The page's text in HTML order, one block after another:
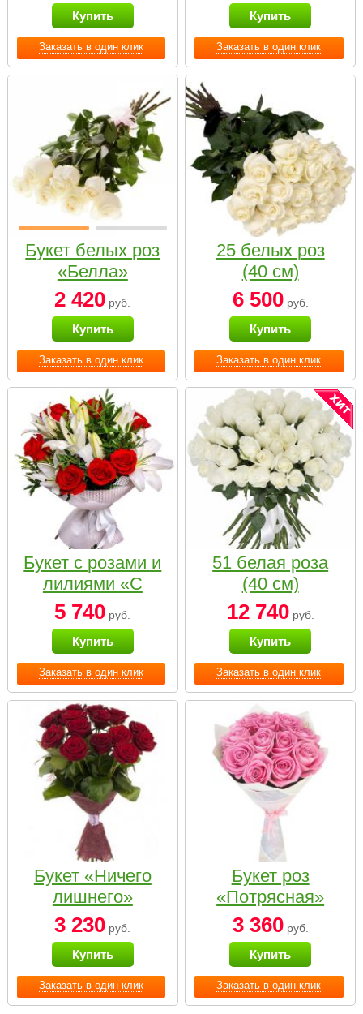
Заказать в один клик
Купить
Заказать в один клик
Купить
Заказать в один клик
Букет белых роз
«Белла»
2 420 руб.
Купить
Заказать в один клик
25 белых роз
(40 см)
6 500руб.
Купить
Заказать в один клик
Букет с розами и
лилиями «С
наилучшими
пожеланиями»
5 740 руб.
Купить
Заказать в один клик
51 белая роза
(40 см)
12 740руб.
Купить
Заказать в один клик
Букет «Ничего
лишнего»
3 230 руб.
Купить
Заказать в один клик
Букет роз
«Потрясная»
3 360руб.
Купить